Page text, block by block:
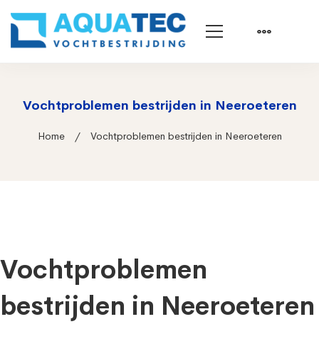
Vochtproblemen bestrijden in Neeroeteren
Home Vochtproblemen bestrijden in Neeroeteren
Vochtproblemen
bestrijden in Neeroeteren